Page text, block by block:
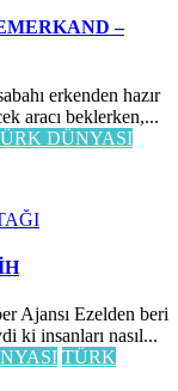
–
erkenden hazır
aracı beklerken,...
DÜNYASI
Ajansı Ezelden beri
ki insanları nasıl...
TÜRK